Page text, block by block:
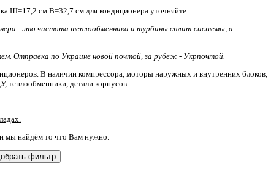
Ш=17,2 см B=32,7 см для кондиционера уточняйте
- это чистота теплообменника и турбины сплит-системы, а
Отправка по Украине новой почтой, за рубеж - Укрпочтой.
В наличии компрессора, моторы наружных и внутренних блоков,
теплообменники, детали корпусов.
мы найдём то что Вам нужно.
фильтр